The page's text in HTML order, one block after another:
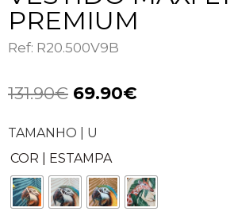
PREMIUM
Ref: R20.500V9B
131.90€ 69.90€
TAMANHO | U
COR | ESTAMPA